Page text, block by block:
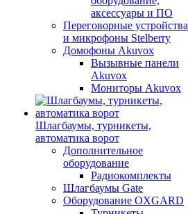
аксессуары и ПО
Переговорные устройства
и микрофоны Stelberry
Домофоны Akuvox
Вызывные панели
Akuvox
Мониторы Akuvox
Шлагбаумы, турникеты,
автоматика ворот
Дополнительное
оборудование
Радиокомплекты
Шлагбаумы Gate
Оборудование OXGARD